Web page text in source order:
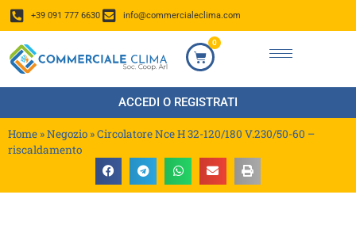
+39 091 777 6630 info@commercialeclima.com
0
ACCEDI O REGISTRATI
Home »Negozio »Circolatore Nce H 32-120/180 V.230/50-60 –
riscaldamento